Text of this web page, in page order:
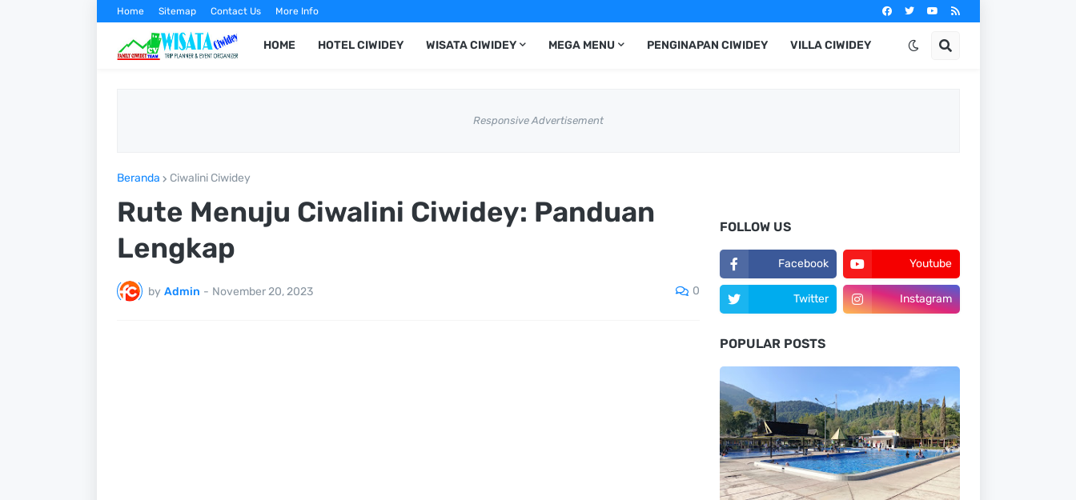
Home Sitemap Contact Us More Info
HOME HOTEL CIWIDEY WISATA CIWIDEY MEGA MENU PENGINAPAN CIWIDEY VILLA CIWIDEY
Responsive Advertisement
Beranda Ciwalini Ciwidey
Rute Menuju Ciwalini Ciwidey: Panduan
Lengkap
by Admin - November 20, 2023 0
FOLLOW US
Facebook Youtube
Twitter Instagram
POPULAR POSTS